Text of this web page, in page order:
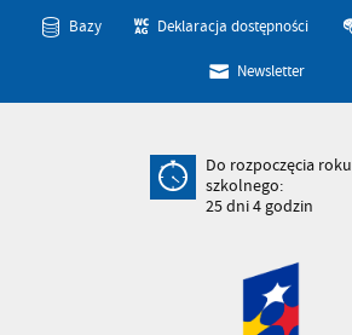
Bazy Deklaracja dostępności
Newsletter
Do rozpoczęcia roku
szkolnego:
25dni4godzin